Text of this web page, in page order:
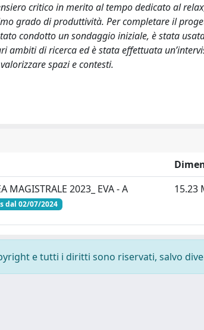
critico in merito al tempo dedicato al
grado di produttività. Per completare il
condotto un sondaggio iniziale, è stata
ambiti di ricerca ed è stata effettuata
spazi e contesti.
MAGISTRALE 2023_ EVA - A
dal 02/07/2024
15.23
e tutti i diritti sono riservati, salvo